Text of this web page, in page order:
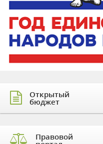
Открытый
бюджет
Правовой